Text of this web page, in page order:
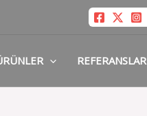
REFERANSLAR